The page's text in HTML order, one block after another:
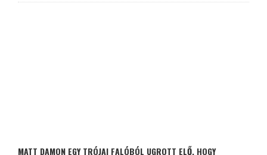
MATT DAMON EGY TRÓJAI FALÓBÓL UGROTT ELŐ, HOGY